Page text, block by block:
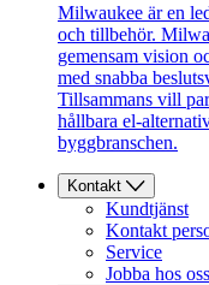
Milwaukee är en
och tillbehör.
gemensam vision
med snabba
Tillsammans vill
hållbara el-
byggbranschen.
Kontakt
Kundtjänst
Kontakt
Service
Jobba hos oss